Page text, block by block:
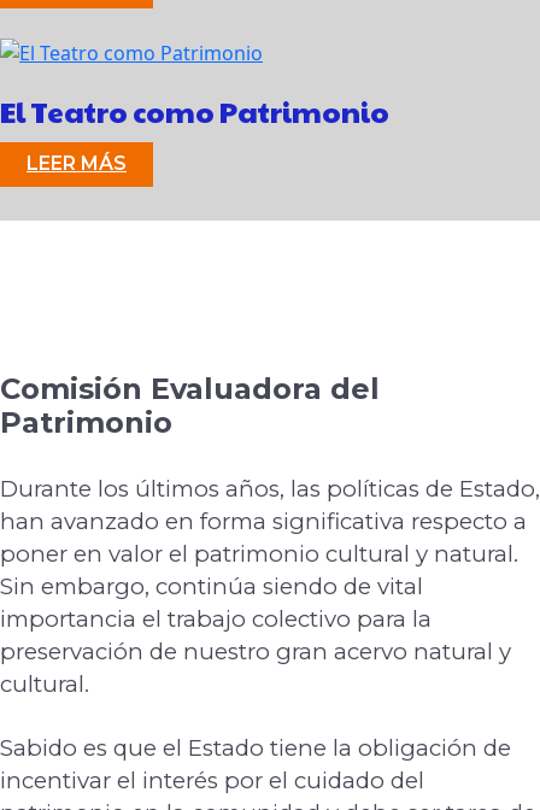
El Teatro como Patrimonio
LEER MÁS
Comisión Evaluadora del
Patrimonio
Durante los últimos años, las políticas de Estado,
han avanzado en forma significativa respecto a
poner en valor el patrimonio cultural y natural.
Sin embargo, continúa siendo de vital
importancia el trabajo colectivo para la
preservación de nuestro gran acervo natural y
cultural.
Sabido es que el Estado tiene la obligación de
incentivar el interés por el cuidado del